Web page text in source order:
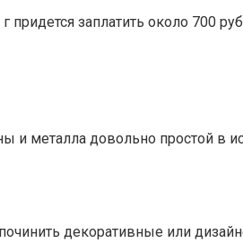
заплатить около 700
и металла довольно простой в
декоративные или